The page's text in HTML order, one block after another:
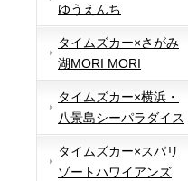
ゆうえんち
タイムズカー×さがみ
湖MORI MORI
タイムズカー×横浜・
八景島シーパラダイス
タイムズカー×スパリ
ゾートハワイアンズ